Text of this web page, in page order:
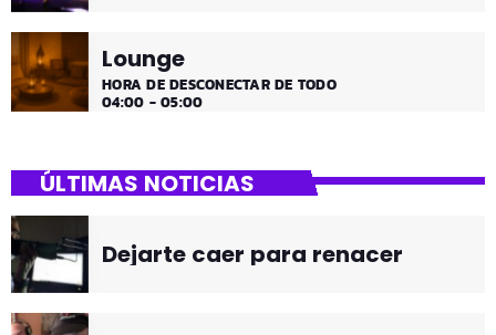
Lounge
HORA DE DESCONECTAR DE TODO
04:00 - 05:00
ÚLTIMAS NOTICIAS
Dejarte caer para renacer